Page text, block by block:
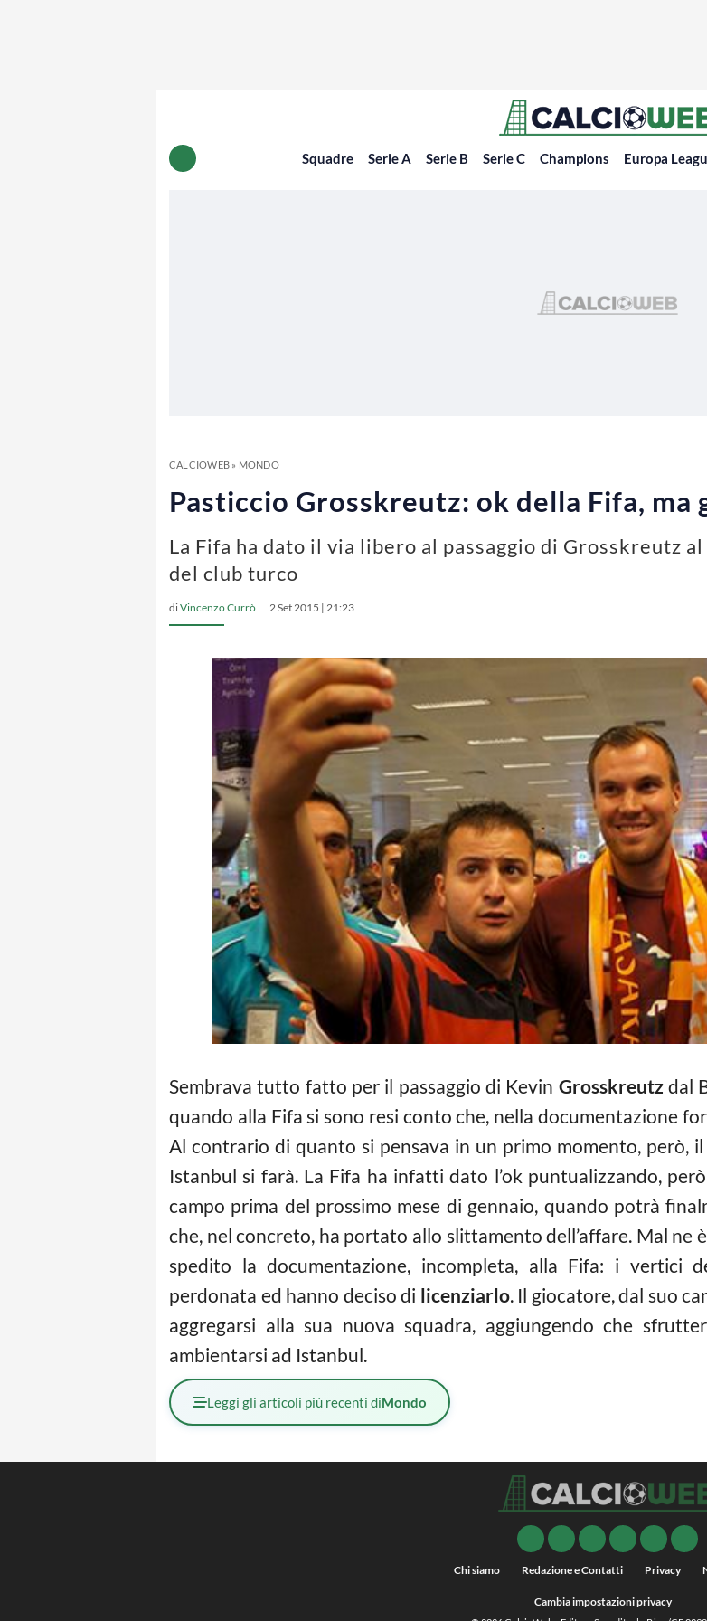
Squadre Serie A Serie B Serie C Champions Europa
CALCIOWEB» MONDO
Pasticcio Grosskreutz: ok della Fifa, ma
La Fifa ha dato il via libero al passaggio di Grosskreutz
del club turco
diVincenzo Currò 2 Set 2015 | 21:23
Sembrava tutto fatto per il passaggio di Kevin Grosskreutzdal
quando alla Fifa si sono resi conto che, nella documentazione
Al contrario di quanto si pensava in un primo momento, però, il
Istanbul si farà. La Fifa ha infatti dato l’ok puntualizzando,
campo prima del prossimo mese di gennaio, quando potrà
che, nel concreto, ha portato allo slittamento dell’affare. Mal ne
spedito la documentazione, incompleta, alla Fifa: i vertici
perdonata ed hanno deciso di licenziarlo. Il giocatore, dal suo
aggregarsi alla sua nuova squadra, aggiungendo che
ambientarsi ad Istanbul.
Leggi gli articoli più recenti diMondo
Chi siamo Redazione e Contatti Privacy
Cambia impostazioni privacy